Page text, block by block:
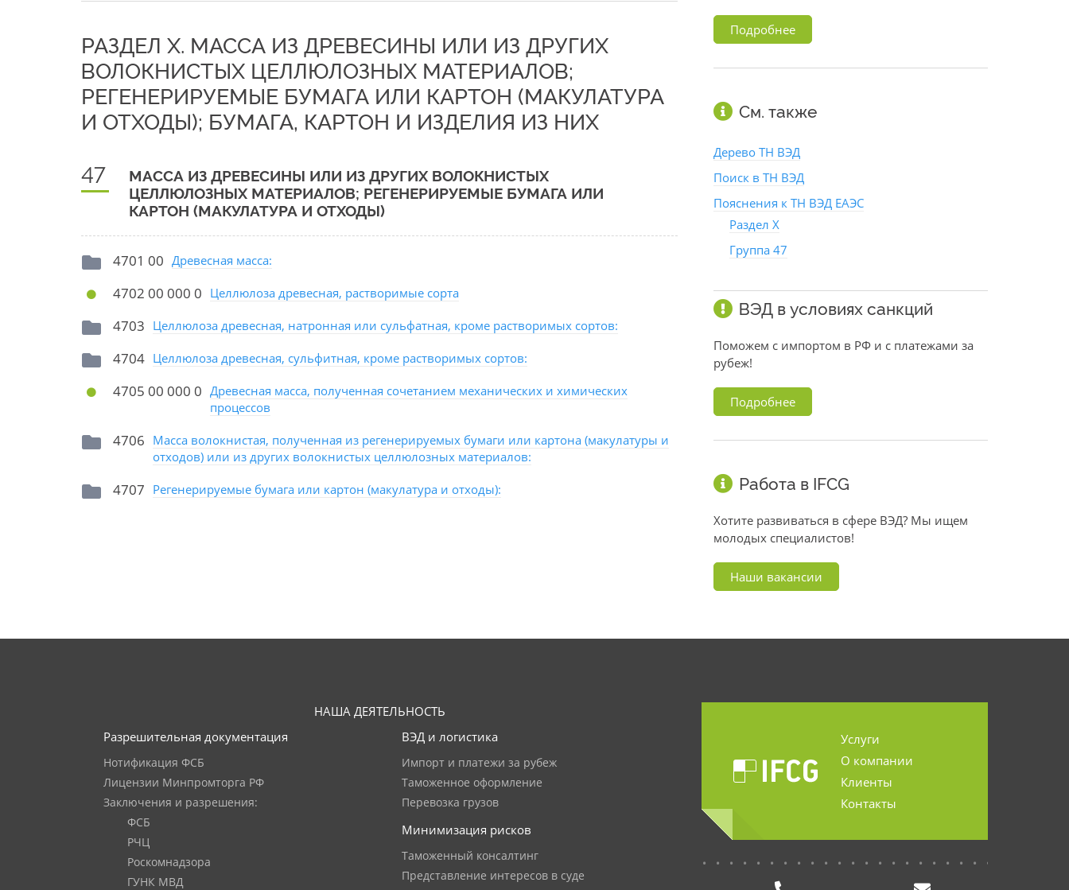
РАЗДЕЛ X. МАССА ИЗ ДРЕВЕСИНЫ ИЛИ ИЗ ДРУГИХ
ВОЛОКНИСТЫХ ЦЕЛЛЮЛОЗНЫХ МАТЕРИАЛОВ;
РЕГЕНЕРИРУЕМЫЕ БУМАГА ИЛИ КАРТОН (МАКУЛАТУРА
И ОТХОДЫ); БУМАГА, КАРТОН И ИЗДЕЛИЯ ИЗ НИХ
47
МАССА ИЗ ДРЕВЕСИНЫ ИЛИ ИЗ ДРУГИХ ВОЛОКНИСТЫХ
ЦЕЛЛЮЛОЗНЫХ МАТЕРИАЛОВ; РЕГЕНЕРИРУЕМЫЕ БУМАГА ИЛИ
КАРТОН (МАКУЛАТУРА И ОТХОДЫ)
4701 00 Древесная масса:
4702 00 000 0 Целлюлоза древесная, растворимые сорта
4703 Целлюлоза древесная, натронная или сульфатная, кроме растворимых сортов:
4704 Целлюлоза древесная, сульфитная, кроме растворимых сортов:
4705 00 000 0 Древесная масса, полученная сочетанием механических и химических
процессов
4706 Масса волокнистая, полученная из регенерируемых бумаги или картона (макулатуры и
отходов) или из других волокнистых целлюлозных материалов:
4707 Регенерируемые бумага или картон (макулатура и отходы):
Подробнее
См. также
Дерево ТН ВЭД
Поиск в ТН ВЭД
Пояснения к ТН ВЭД ЕАЭС
Раздел X
Группа 47
ВЭД в условиях санкций
Поможем с импортом в РФ и с платежами за
рубеж!
Подробнее
Работа в IFCG
Хотите развиваться в сфере ВЭД? Мы ищем
молодых специалистов!
Наши вакансии
НАША ДЕЯТЕЛЬНОСТЬ
Разрешительная документация
Нотификация ФСБ
Лицензии Минпромторга РФ
Заключения и разрешения:
ФСБ
РЧЦ
Роскомнадзора
ГУНК МВД
ВЭД и логистика
Импорт и платежи за рубеж
Таможенное оформление
Перевозка грузов
Минимизация рисков
Таможенный консалтинг
Представление интересов в суде
Услуги
О компании
Клиенты
Контакты